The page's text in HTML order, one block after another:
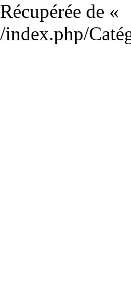
Récupérée de «
/index.php/